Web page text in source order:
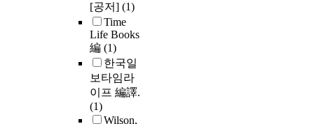
[공저] (1)
Time
Life Books
編 (1)
한국일
보타임라
이프 編譯.
(1)
Wilson,